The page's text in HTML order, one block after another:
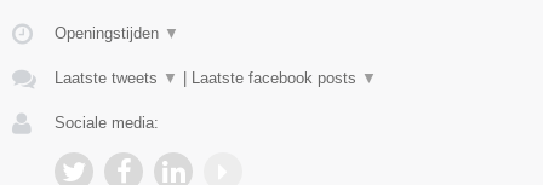
Openingstijden ▼
Laatste tweets ▼ Laatste facebook posts ▼
Sociale media: